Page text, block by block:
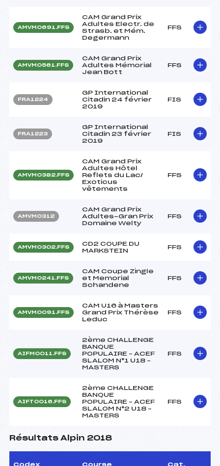
AMVM0691.FFS
CAM Grand Prix
Adultes Electr. de
Strasb. et Mém.
Degermann
FFS
AMVM0561.FFS
CAM Grand Prix
Adultes Mémorial
Jean Bott
FFS
FRA1224
GP International
Citadin 24 février
2019
FIS
FRA1223
GP International
Citadin 23 février
2019
FIS
AMVM0382.FFS
CAM Grand Prix
Adultes Hôtel
Reflets du Lac/
Exoticus
vêtements
FFS
AMVM0312
CAM Grand Prix
Adultes-Gran Prix
Domaine Welty
FFS
AMVM0302.FFS
CD2 COUPE DU
MARKSTEIN
FFS
AMVM0241.FFS
CAM Coupe Zingle
et Memorial
Schandene
FFS
AMVM0091.FFS
CAM U16 à Masters
Grand Prix Thérèse
Leduc
FFS
AIFM0011.FFS
2ème CHALLENGE
BANQUE
POPULAIRE – ACEF
SLALOM N°1 U18 –
MASTERS
FFS
AIFT0016.FFS
2ème CHALLENGE
BANQUE
POPULAIRE – ACEF
SLALOM N°2 U18 –
MASTERS
FFS
Résultats Alpin 2018
Codex Course Cat.